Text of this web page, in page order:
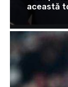
această